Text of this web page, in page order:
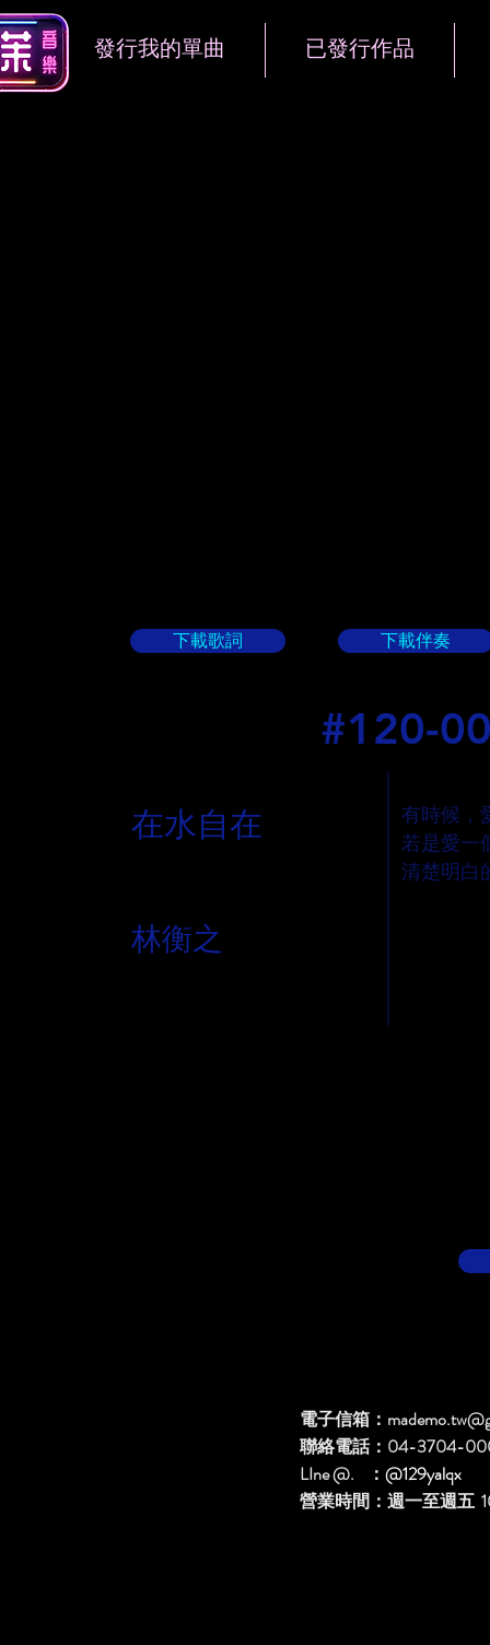
發行我的單曲 已發行作品
下載歌詞 下載伴奏
#120-
在水自在
有時候，
若是愛一
清楚明白
林衡之
電子信箱：
聯絡電話：04-3704-
LIne @. ： @129yalqx
營業時間：週一至週五